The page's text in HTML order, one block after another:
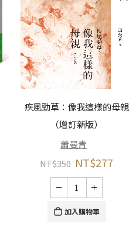
疾風勁草：像我這樣的母親
（增訂新版）
蕭曼青
NT$350 NT$277
加入購物車